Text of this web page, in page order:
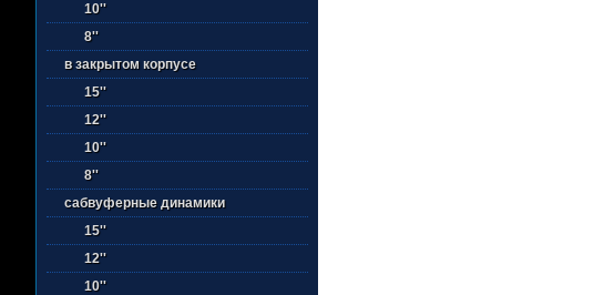
10''
8''
в закрытом корпусе
15''
12''
10''
8''
сабвуферные динамики
15''
12''
10''